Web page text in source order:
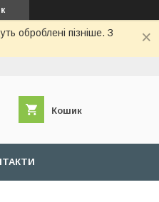
оброблені пізніше. З
Кошик